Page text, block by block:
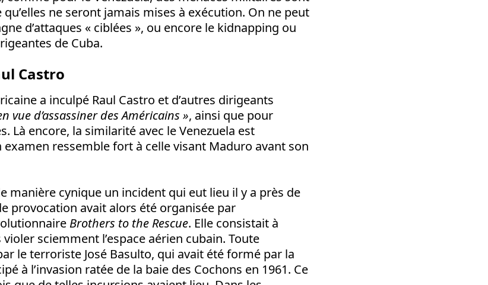
qu’elles ne seront jamais mises à exécution. On ne peut
d’attaques « ciblées », ou encore le kidnapping ou
de Cuba.
Castro
a inculpé Raul Castro et d’autres dirigeants
vue d’assassiner des Américains », ainsi que pour
Là encore, la similarité avec le Venezuela est
ressemble fort à celle visant Maduro avant son
manière cynique un incident qui eut lieu il y a près de
provocation avait alors été organisée par
Brothers to the Rescue. Elle consistait à
sciemment l’espace aérien cubain. Toute
le terroriste José Basulto, qui avait été formé par la
à l’invasion ratée de la baie des Cochons en 1961. Ce